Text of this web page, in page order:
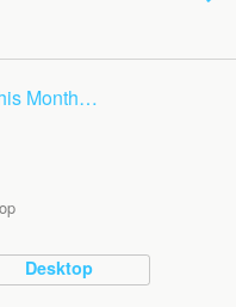
Month…
Desktop